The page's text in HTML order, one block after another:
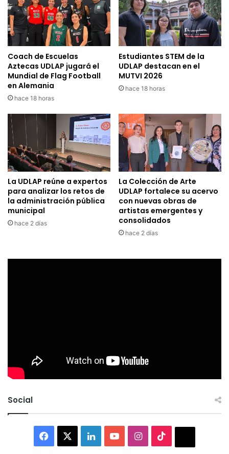
Coach de Escuelas
Aztecas UDLAP jugará el
Mundial de Flag Football
en Alemania
hace 18 horas
Estudiantes STEM de la
UDLAP destacan en el
MUTVI 2026
hace 18 horas
La UDLAP reúne a expertos
para analizar los retos de
la administración pública
municipal
hace 2 días
La Colección de Arte
UDLAP fortalece su acervo
con nuevas obras de
artistas emergentes y
consolidados
hace 2 días
Social
Facebook LinkedInYouTubeInstagram